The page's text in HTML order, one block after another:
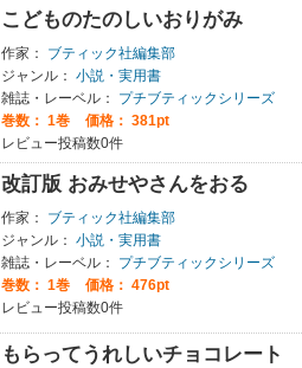
こどものたのしいおりがみ
作家：
ブティック社編集部
ジャンル： 小説・実用書
雑誌・レーベル：
プチブティックシリーズ
巻数： 1巻
価格： 381pt
レビュー投稿数0件
改訂版 おみせやさんをおる
作家：
ブティック社編集部
ジャンル： 小説・実用書
雑誌・レーベル：
プチブティックシリーズ
巻数： 1巻
価格： 476pt
レビュー投稿数0件
もらってうれしいチョコレート